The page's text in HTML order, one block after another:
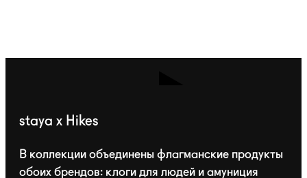
staya x Hikes
В коллекции объединены флагманские продукты
обоих брендов: клоги для людей и амуниция